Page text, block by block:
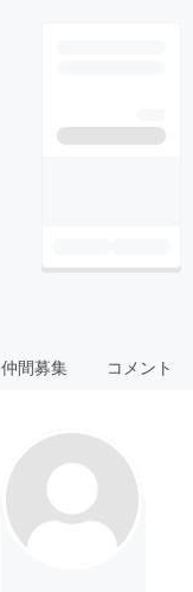
仲間募集 コメント